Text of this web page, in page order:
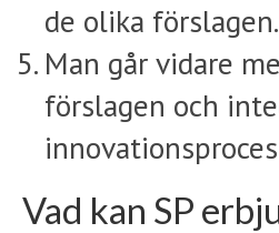
de olika förslagen.
Man går vidare
förslagen och
Vad kan SP